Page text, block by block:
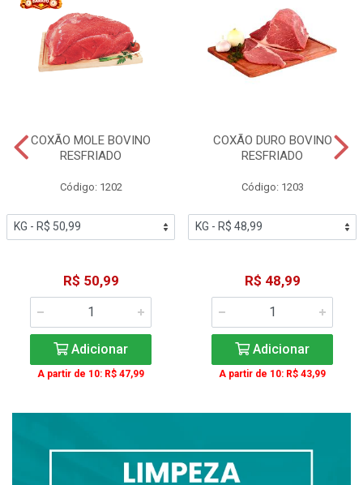
COXÃO MOLE BOVINO
RESFRIADO
Código: 1202
R$ 50,99
Adicionar
A partir de 10: R$ 47,99
COXÃO DURO BOVINO
RESFRIADO
Código: 1203
R$ 48,99
Adicionar
A partir de 10: R$ 43,99